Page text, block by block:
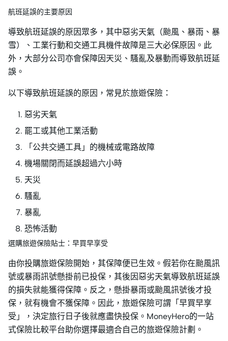
航班延誤的主要原因
導致航班延誤的原因眾多，其中惡劣天氣（颱風、暴雨、暴
雪）、工業行動和交通工具機件故障是三大必保原因。此
外，大部分公司亦會保障因天災、騷亂及暴動而導致航班延
誤。
以下導致航班延誤的原因，常見於旅遊保險：
惡劣天氣
罷工或其他工業活動
「公共交通工具」的機械或電路故障
機場關閉而延誤超過六小時
天災
騷亂
暴亂
恐怖活動
選購旅遊保險貼士：早買早享受
由你投購旅遊保險開始，其保障便已生效。假若你在颱風訊
號或暴雨訊號懸掛前已投保，其後因惡劣天氣導致航班延誤
的損失就能獲得保障。反之，懸掛暴雨或颱風訊號後才投
保，就有機會不獲保障。因此，旅遊保險可謂「早買早享
受」，決定旅行日子後就應盡快投保。MoneyHero的一站
式保險比較平台助你選擇最適合自己的旅遊保險計劃。